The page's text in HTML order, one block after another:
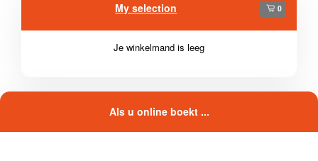
My selection 0
Je winkelmand is leeg
Als u online boekt ...